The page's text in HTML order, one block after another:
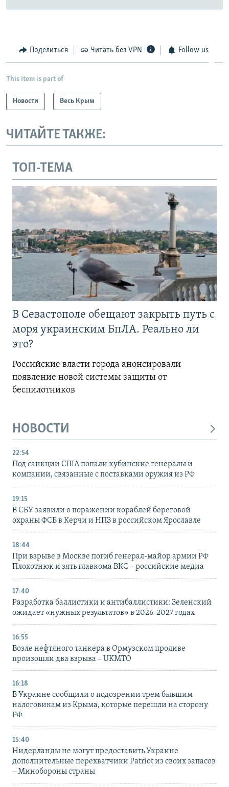
Поделиться Читать без VPN Follow us
This item is part of
Новости Весь Крым
ЧИТАЙТЕ ТАКЖЕ:
ТОП-ТЕМА
В Севастополе обещают закрыть путь с
моря украинским БпЛА. Реально ли
это?
Российские власти города анонсировали
появление новой системы защиты от
беспилотников
НОВОСТИ
22:54
Под санкции США попали кубинские генералы и
компании, связанные с поставками оружия из РФ
19:15
В СБУ заявили о поражении кораблей береговой
охраны ФСБ в Керчи и НПЗ в российском Ярославле
18:44
При взрыве в Москве погиб генерал-майор армии РФ
Плохотнюк и зять главкома ВКС – российские медиа
17:40
Разработка баллистики и антибаллистики: Зеленский
ожидает «нужных результатов» в 2026-2027 годах
16:55
Возле нефтяного танкера в Ормузском проливе
произошли два взрыва – UKMTO
16:18
В Украине сообщили о подозрении трем бывшим
налоговикам из Крыма, которые перешли на сторону
РФ
15:40
Нидерланды не могут предоставить Украине
дополнительные перехватчики Patriot из своих запасов
– Минобороны страны